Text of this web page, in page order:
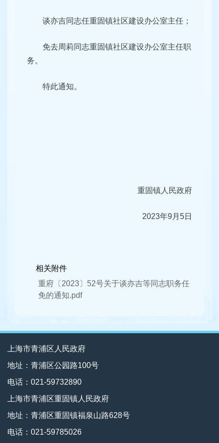
谈亦吉同志任重固镇社区建设办公室主任；
免去周莉同志重固镇社区建设办公室主任职
务。
特此通知。
重固镇人民政府
2023年9月5日
相关附件
重府〔2023〕52号关于谈亦吉等同志职务任
免的通知.pdf
上海市青浦区人民政府
地址：青浦区公园路100号
电话：021-59732890
上海市青浦区重固镇人民政府
地址：青浦区重固镇福泉山路628号
电话：021-59785026